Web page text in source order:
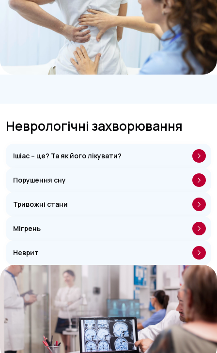
Неврологічні захворювання
Ішіас – це? Та як його лікувати?
Порушення сну
Тривожні стани
Мігрень
Неврит